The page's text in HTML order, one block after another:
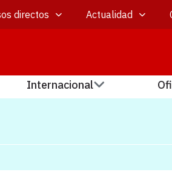
directos Actualidad
Internacional